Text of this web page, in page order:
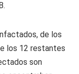
de los
los 12 restantes
son